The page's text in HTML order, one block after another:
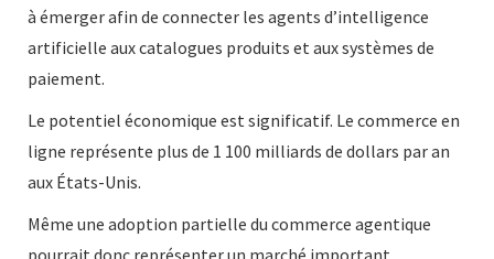
à émerger afin de connecter les agents d’intelligence
artificielle aux catalogues produits et aux systèmes de
paiement.
Le potentiel économique est significatif. Le commerce en
ligne représente plus de 1 100 milliards de dollars par an
aux États-Unis.
Même une adoption partielle du commerce agentique
pourrait donc représenter un marché important.